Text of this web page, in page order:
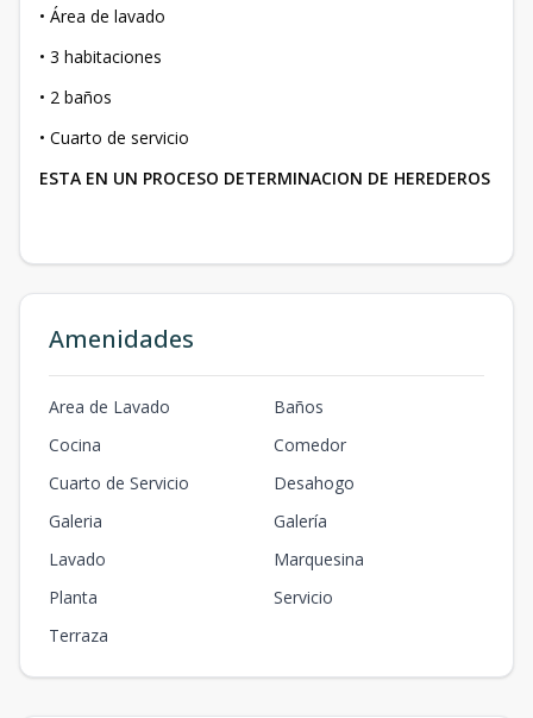
• Área de lavado
• 3 habitaciones
• 2 baños
• Cuarto de servicio
ESTA EN UN PROCESO DETERMINACION DE HEREDEROS
Amenidades
Area de Lavado
Baños
Cocina
Comedor
Cuarto de Servicio
Desahogo
Galeri­a
Galería
Lavado
Marquesina
Planta
Servicio
Terraza